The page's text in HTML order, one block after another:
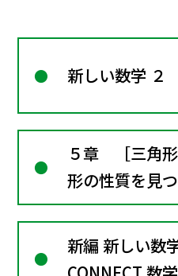
新しい数学 ２
５章 ［三角
形の性質を見
う（章全体に
新編 新しい数